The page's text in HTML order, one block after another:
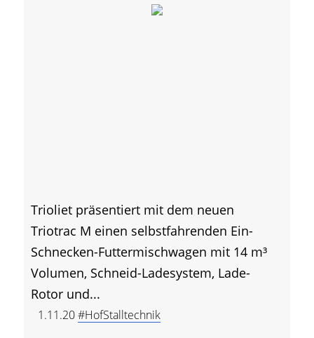
Trioliet präsentiert mit dem neuen
Triotrac M einen selbstfahrenden Ein-
Schnecken-Futtermischwagen mit 14 m³
Volumen, Schneid-Ladesystem, Lade-
Rotor und...
1.11.20#HofStalltechnik